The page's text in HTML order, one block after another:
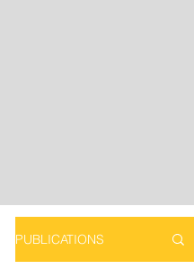
PUBLICATIONS